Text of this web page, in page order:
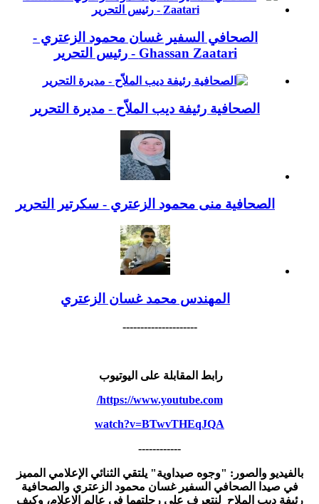
الصحافي السفير غسان محمود الزعتري -
Ghassan Zaatari - رئيس التحرير
الصحافية رئيفة ديب الملاّح - مديرة التحرير
الصحافية منى محمود الزعتري - سكرتير التحرير
المهندس محمد غسان الزعتري
---------------------
رابط المقابلة على اليوتيوب
https://www.youtube.com/
watch?v=BTwvTHEqJQA
------------
بالفيديو والصور: "وجوه صيداوية" يلتقي الثنائي الإعلامي المميز
في صيدا الصحافي السفير غسان محمود الزعتري والصحافية
رئيفة ديب الملاح لنتعرف على رحلتهما في عالم الإعلام، وكيف